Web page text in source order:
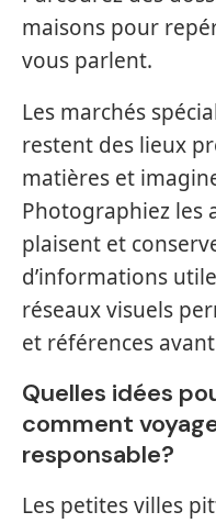
maisons pour
vous parlent.
Les marchés
restent des lieux
matières et
Photographiez les
plaisent et
d’informations
réseaux visuels
et références
Quelles idées
comment
responsable?
Les petites villes